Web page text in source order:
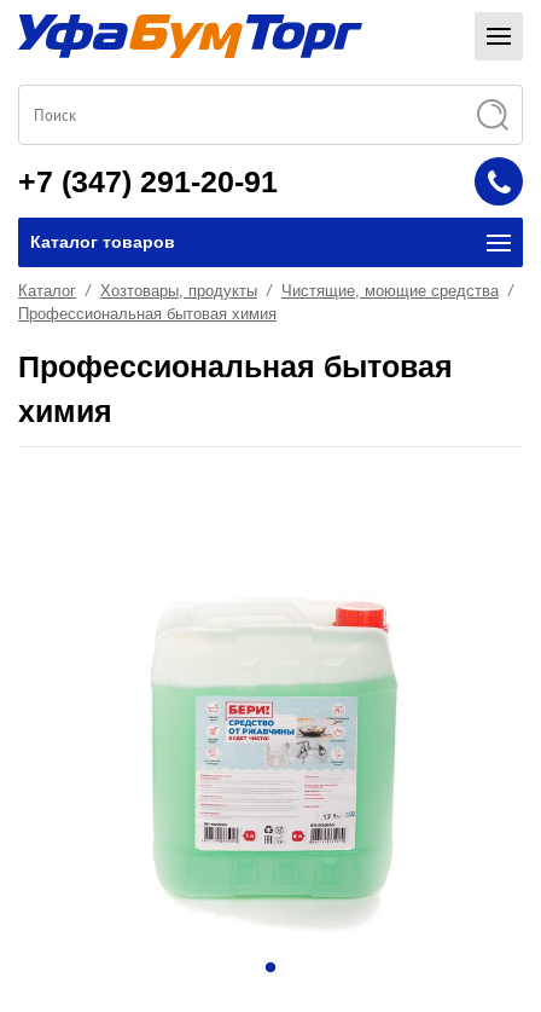
+7 (347) 291-20-91
Каталог товаров
Каталог Хозтовары, продукты
Чистящие, моющие средства
Профессиональная бытовая химия
Профессиональная бытовая
химия